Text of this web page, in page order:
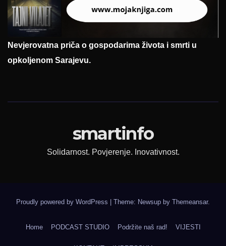
Nevjerovatna priča o gospodarima života i smrti u
opkoljenom Sarajevu.
smartinfo
Solidarnost. Povjerenje. Inovativnost.
Proudly powered by WordPress Theme: Newsup by Themeansar.
Home PODCAST STUDIO Podržite naš rad! VIJESTI